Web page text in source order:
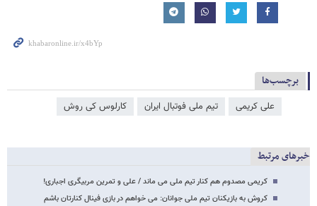
برچسب‌ها
علی کریمی تیم ملی فوتبال ایران کارلوس کی روش
خبرهای مرتبط
کریمی مصدوم هم کنار تیم ملی می ماند / علی و تمرین مربیگری اجباری!
کروش به بازیکنان تیم ملی جوانان: می خواهم در بازی فینال کنارتان باشم